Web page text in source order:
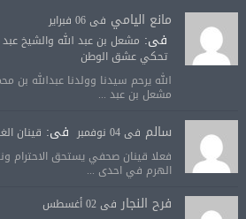
مانع اليامي فى 06 فبراير
فى: مشعل بن عبد الله والشيخ
تحكي عشق الوطن
الله يرحم سيدنا وولدنا عبدالله بن
مشعل بن عبد ...
سالم فى 04 نوفمبر فى: قينان
فعلا قينان صحفي يستحق الاحترام
الهرم في احدى ...
فرح النجار فى 02 أغسطس